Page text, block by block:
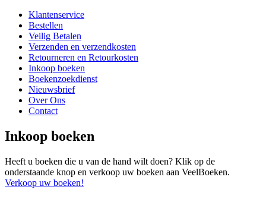
Klantenservice
Bestellen
Veilig Betalen
Verzenden en verzendkosten
Retourneren en Retourkosten
Inkoop boeken
Boekenzoekdienst
Nieuwsbrief
Over Ons
Contact
Inkoop boeken
Heeft u boeken die u van de hand wilt doen? Klik op de
onderstaande knop en verkoop uw boeken aan VeelBoeken.
Verkoop uw boeken!